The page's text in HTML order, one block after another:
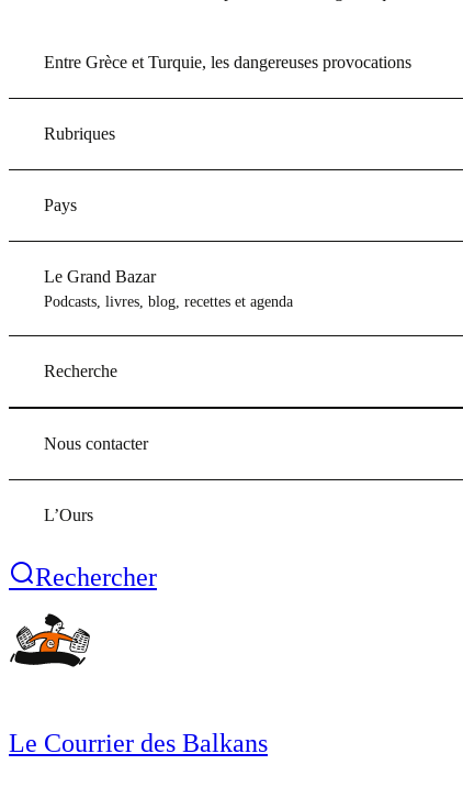
Entre Grèce et Turquie, les dangereuses provocations
Rubriques
Pays
Le Grand Bazar
Podcasts, livres, blog, recettes et agenda
Recherche
Nous contacter
L’Ours
Rechercher
Le Courrier des Balkans